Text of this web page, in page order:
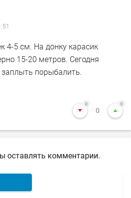
4-5 см. На донку карасик
15-20 метров. Сегодня
заплыть порыбалить.
0
0
0
оставлять комментарии.